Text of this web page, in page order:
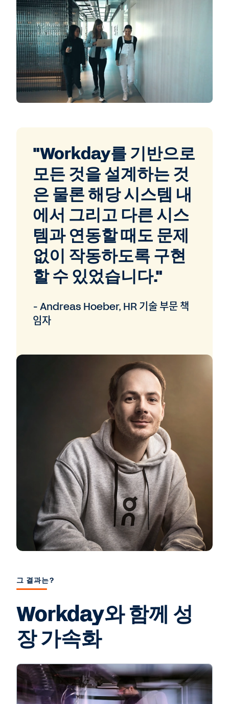
"Workday를 기반으로
모든 것을 설계하는 것
은 물론 해당 시스템 내
에서 그리고 다른 시스
템과 연동할 때도 문제
없이 작동하도록 구현
할 수 있었습니다."
- Andreas Hoeber, HR 기술 부문 책
임자
그 결과는?
Workday와 함께 성
장 가속화